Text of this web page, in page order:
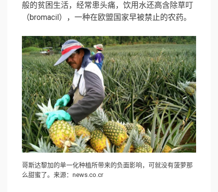
般的贫困生活，经常患头痛，饮用水还高含除草叮
（bromacil），一种在欧盟国家早被禁止的农药。
哥斯达黎加的单一化种植所带来的负面影响，可就没有菠萝那
么甜蜜了。来源：news.co.cr